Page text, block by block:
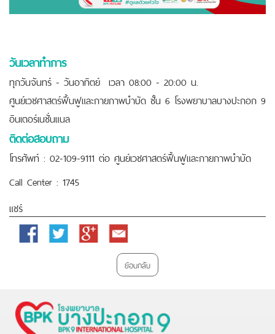
วันเวลาทำการ
ทุุกวันจันทร์ - วันอาทิตย์ เวลา 08:00 - 20:00 น.
ศูนย์เวชศาสตร์ฟื้นฟูและกายภาพบำบัด ชั้น 6 โรงพยาบาลบางปะกอก 9
อินเตอร์เนชั่นแนล
ติดต่อสอบถาม
โทรศัพท์ : 02-109-9111 ต่อ ศูนย์เวชศาสตร์ฟื้นฟูและกายภาพบำบัด
Call Center : 1745
แชร์
Facebook Twitter
Google
Email
ย้อนกลับ